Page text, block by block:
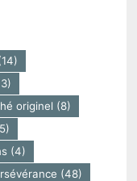
originel (8)
(4)
(48)